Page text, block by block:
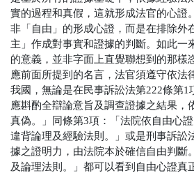
實的過程和真假，這就形成法官的心證。
非「自由」的形成心證，而是在排除外
主」作成對事實和證據的判斷。如此一
的意義，並非字面上直覺聯想到的那樣
應前面所提到的名言，法官須遵守依法
我國，無論是在民事訴訟法第222條第1
應斟酌全辯論意旨及調查證據之結果，
真偽。
」同條第3項：「法院依自由心
違背論理及經驗法則。」或是刑事訴訟
據之證明力，由法院本於確信自由判斷
及論理法則。
」都可以看到自由心證真